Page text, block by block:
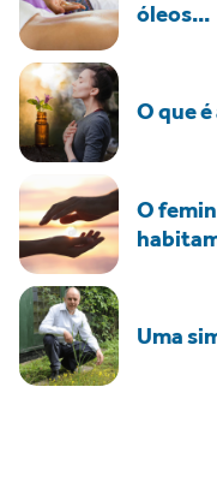
óleos...
O que
O
Uma